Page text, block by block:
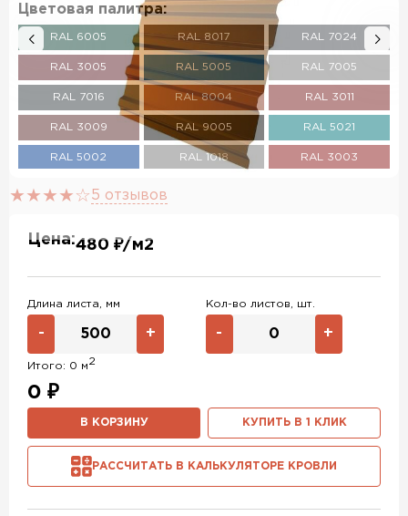
Цветовая палитра:
RAL 6005 RAL 8017 RAL 7024
RAL 3005 RAL 5005 RAL 7005
RAL 7016 RAL 8004 RAL 3011
RAL 3009 RAL 9005 RAL 5021
RAL 5002 RAL 1018 RAL 3003
RAL 6002
RAL 6019
RR 32 RR 11 RR 29
RR 23 RR 33 Без покрытия
RR 887
5 отзывов
Цена:480 ₽/м2
Длина листа, мм
- +
Кол-во листов, шт.
- +
Итого: 0 м2
0 ₽
В КОРЗИНУ КУПИТЬ В 1 КЛИК
РАССЧИТАТЬ В КАЛЬКУЛЯТОРЕ КРОВЛИ